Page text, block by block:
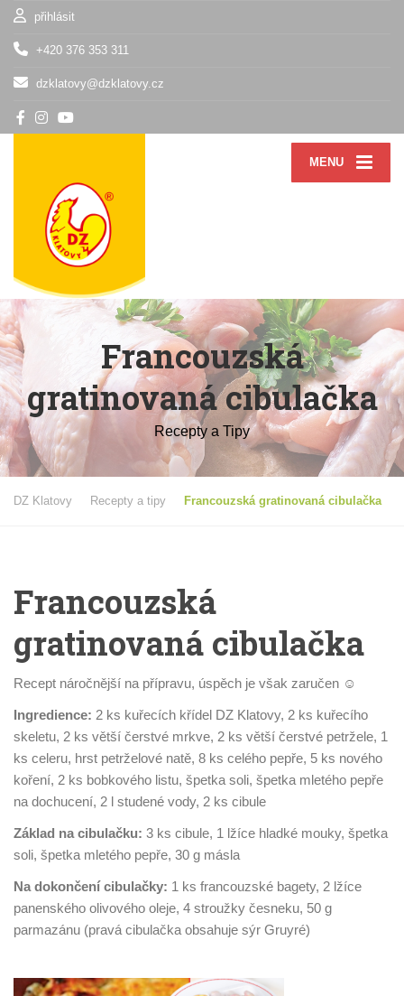
přihlásit
+420 376 353 311
dzklatovy@dzklatovy.cz
MENU
Francouzská
gratinovaná cibulačka
Recepty a Tipy
DZ Klatovy Recepty a tipy Francouzská gratinovaná cibulačka
Francouzská
gratinovaná cibulačka
Recept náročnější na přípravu, úspěch je však zaručen ☺
Ingredience: 2 ks kuřecích křídel DZ Klatovy, 2 ks kuřecího
skeletu, 2 ks větší čerstvé mrkve, 2 ks větší čerstvé petržele, 1
ks celeru, hrst petrželové natě, 8 ks celého pepře, 5 ks nového
koření, 2 ks bobkového listu, špetka soli, špetka mletého pepře
na dochucení, 2 l studené vody, 2 ks cibule
Základ na cibulačku: 3 ks cibule, 1 lžíce hladké mouky, špetka
soli, špetka mletého pepře, 30 g másla
Na dokončení cibulačky: 1 ks francouzské bagety, 2 lžíce
panenského olivového oleje, 4 stroužky česneku, 50 g
parmazánu (pravá cibulačka obsahuje sýr Gruyré)